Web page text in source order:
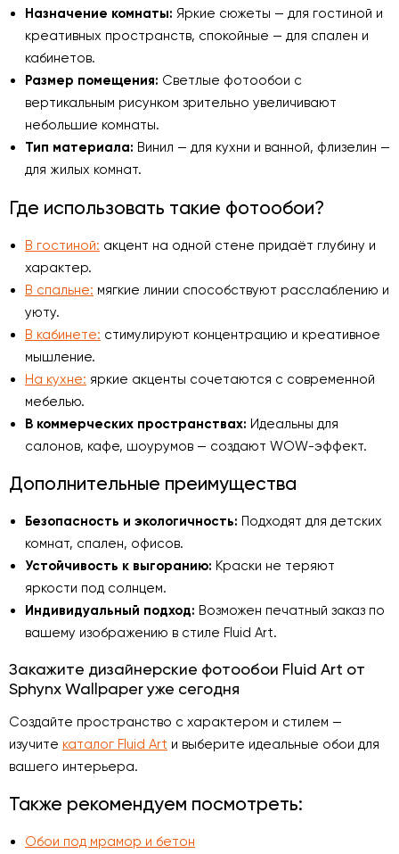
Назначение комнаты: Яркие сюжеты — для гостиной и
креативных пространств, спокойные — для спален и
кабинетов.
Размер помещения: Светлые фотообои с
вертикальным рисунком зрительно увеличивают
небольшие комнаты.
Тип материала: Винил — для кухни и ванной, флизелин —
для жилых комнат.
Где использовать такие фотообои?
В гостиной: акцент на одной стене придаёт глубину и
характер.
В спальне: мягкие линии способствуют расслаблению и
уюту.
В кабинете: стимулируют концентрацию и креативное
мышление.
На кухне: яркие акценты сочетаются с современной
мебелью.
В коммерческих пространствах: Идеальны для
салонов, кафе, шоурумов — создают WOW-эффект.
Дополнительные преимущества
Безопасность и экологичность: Подходят для детских
комнат, спален, офисов.
Устойчивость к выгоранию: Краски не теряют
яркости под солнцем.
Индивидуальный подход: Возможен печатный заказ по
вашему изображению в стиле Fluid Art.
Закажите дизайнерские фотообои Fluid Art от
Sphynx Wallpaper уже сегодня
Создайте пространство с характером и стилем —
изучите каталог Fluid Art и выберите идеальные обои для
вашего интерьера.
Также рекомендуем посмотреть:
Обои под мрамор и бетон